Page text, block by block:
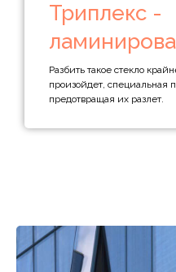
Триплекс -
Разбить такое стекло
произойдет, специальная
предотвращая их разлет.